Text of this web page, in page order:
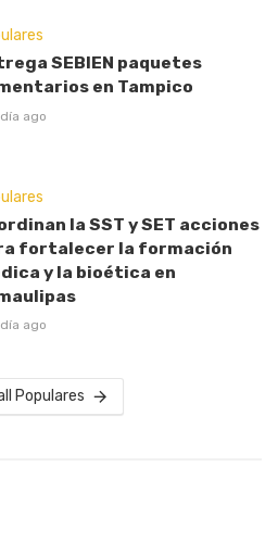
SEBIEN paquetes
en Tampico
día ago
la SST y SET acciones
fortalecer la formación
y la bioética en
día ago
Populares